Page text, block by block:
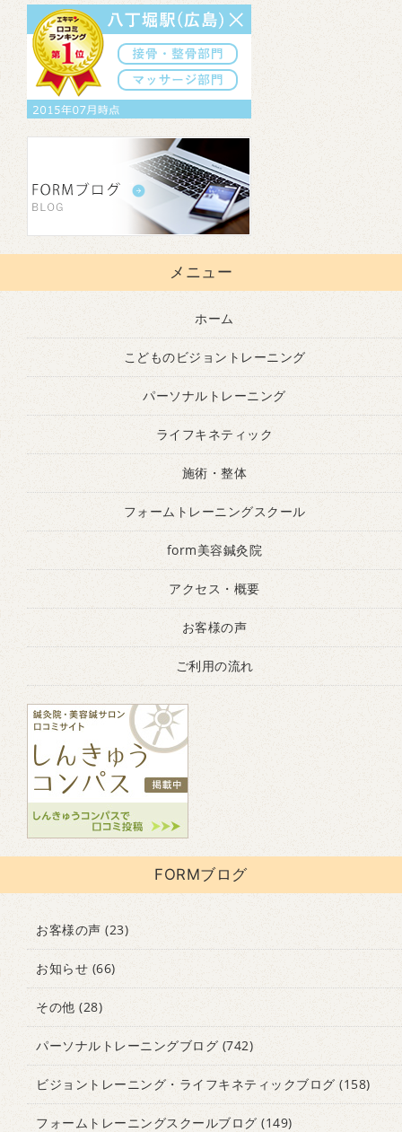
メニュー
ホーム
こどものビジョントレーニング
パーソナルトレーニング
ライフキネティック
施術・整体
フォームトレーニングスクール
form美容鍼灸院
アクセス・概要
お客様の声
ご利用の流れ
FORMブログ
お客様の声 (23)
お知らせ (66)
その他 (28)
パーソナルトレーニングブログ (742)
ビジョントレーニング・ライフキネティックブログ (158)
フォームトレーニングスクールブログ (149)